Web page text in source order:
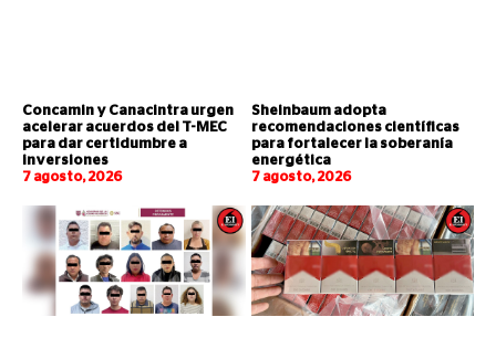
Concamin y Canacintra urgen
acelerar acuerdos del T-MEC
para dar certidumbre a
inversiones
7 agosto, 2026
Sheinbaum adopta
recomendaciones científicas
para fortalecer la soberanía
energética
7 agosto, 2026